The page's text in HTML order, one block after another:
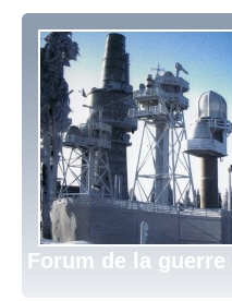
Forum de la